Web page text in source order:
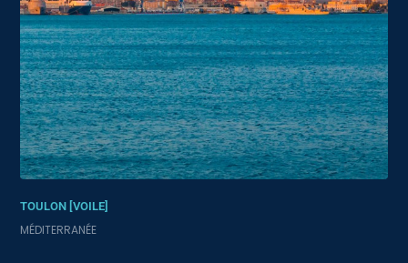
TOULON [VOILE]
MÉDITERRANÉE